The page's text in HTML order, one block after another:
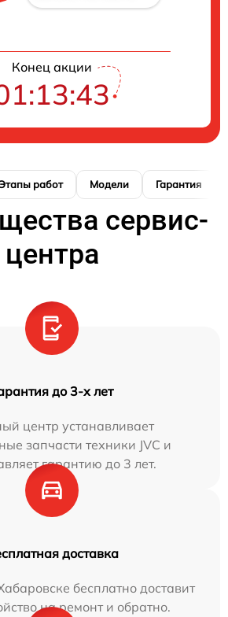
Конец акции
работ Модели Гарантия
сервис-
центра
до 3-х лет
центр устанавливает
запчасти техники JVC и
гарантию до 3 лет.
доставка
бесплатно доставит
на ремонт и обратно.